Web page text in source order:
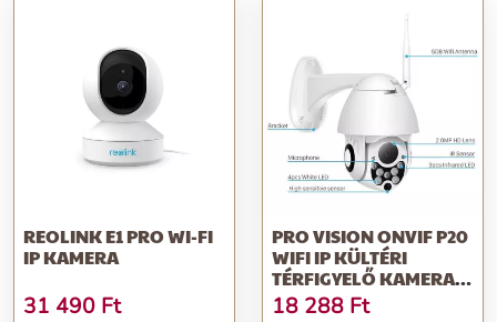
REOLINK E1 PRO WI-FI
IP KAMERA
31 490 Ft
PRO VISION ONVIF P20
WIFI IP KÜLTÉRI
TÉRFIGYELŐ KAMERA
FULL HD 10...
18 288 Ft